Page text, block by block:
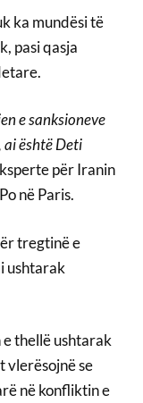
ka mundësi të
pasi qasja
e sanksioneve
ai është Deti
për Iranin
në Paris.
tregtinë e
ushtarak
thellë ushtarak
vlerësojnë se
në konfliktin e